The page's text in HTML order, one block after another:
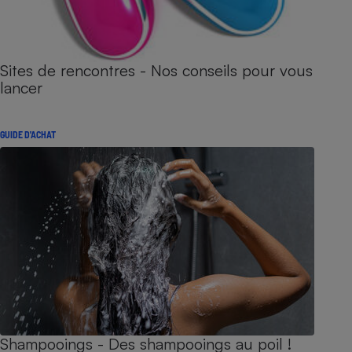
Sites de rencontres - Nos conseils pour vous
lancer
GUIDE D'ACHAT
Shampooings - Des shampooings au poil !